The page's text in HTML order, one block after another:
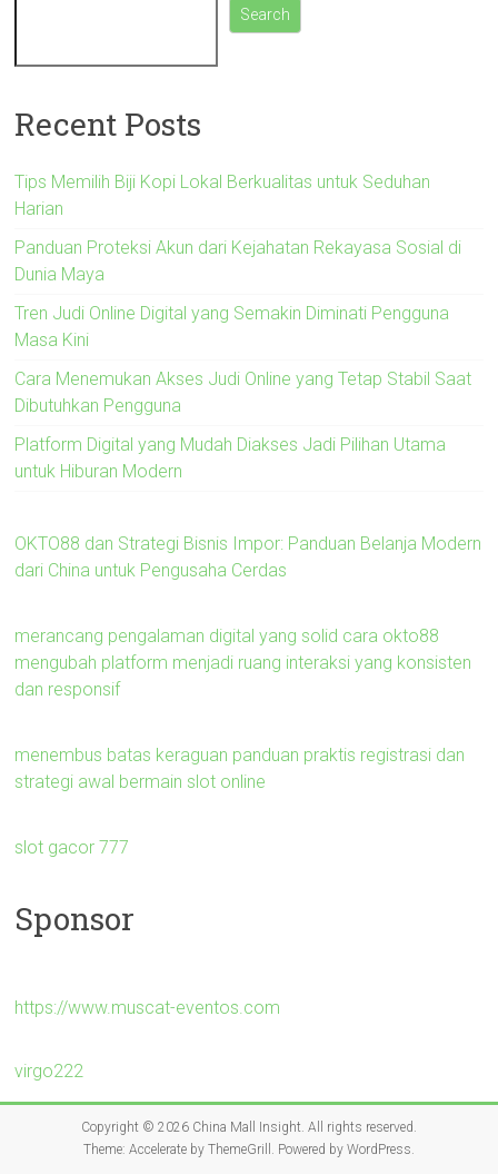
Search
Recent Posts
Tips Memilih Biji Kopi Lokal Berkualitas untuk Seduhan
Harian
Panduan Proteksi Akun dari Kejahatan Rekayasa Sosial di
Dunia Maya
Tren Judi Online Digital yang Semakin Diminati Pengguna
Masa Kini
Cara Menemukan Akses Judi Online yang Tetap Stabil Saat
Dibutuhkan Pengguna
Platform Digital yang Mudah Diakses Jadi Pilihan Utama
untuk Hiburan Modern
OKTO88 dan Strategi Bisnis Impor: Panduan Belanja Modern
dari China untuk Pengusaha Cerdas
merancang pengalaman digital yang solid cara okto88
mengubah platform menjadi ruang interaksi yang konsisten
dan responsif
menembus batas keraguan panduan praktis registrasi dan
strategi awal bermain slot online
slot gacor 777
Sponsor
https://www.muscat-eventos.com
virgo222
Copyright © 2026 China Mall Insight . All rights reserved.
Theme: Accelerateby ThemeGrill. Powered by WordPress